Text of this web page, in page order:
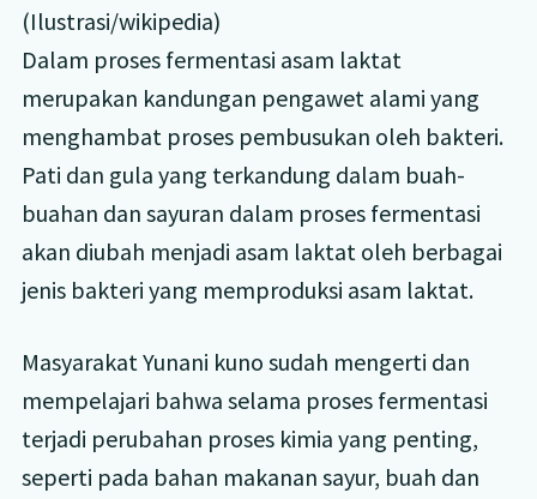
(Ilustrasi/wikipedia)
Dalam proses fermentasi asam laktat
merupakan kandungan pengawet alami yang
menghambat proses pembusukan oleh bakteri.
Pati dan gula yang terkandung dalam buah-
buahan dan sayuran dalam proses fermentasi
akan diubah menjadi asam laktat oleh berbagai
jenis bakteri yang memproduksi asam laktat.
Masyarakat Yunani kuno sudah mengerti dan
mempelajari bahwa selama proses fermentasi
terjadi perubahan proses kimia yang penting,
seperti pada bahan makanan sayur, buah dan